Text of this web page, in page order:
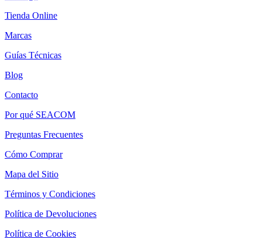
Tienda Online
Marcas
Guías Técnicas
Blog
Contacto
Por qué SEACOM
Preguntas Frecuentes
Cómo Comprar
Mapa del Sitio
Términos y Condiciones
Política de Devoluciones
Política de Cookies